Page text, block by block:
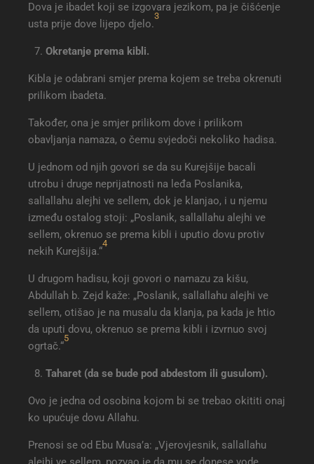
Dova je ibadet koji se izgovara jezikom, pa je čišćenje
usta prije dove lijepo djelo.
3
Okretanje prema kibli.
Kibla je odabrani smjer prema kojem se treba okrenuti
prilikom ibadeta.
Također, ona je smjer prilikom dove i prilikom
obavljanja namaza, o čemu svjedoči nekoliko hadisa.
U jednom od njih govori se da su Kurejšije bacali
utrobu i druge neprijatnosti na leđa Poslanika,
sallallahu alejhi ve sellem, dok je klanjao, i u njemu
između ostalog stoji: „Poslanik, sallallahu alejhi ve
sellem, okrenuo se prema kibli i uputio dovu protiv
nekih Kurejšija.“
4
U drugom hadisu, koji govori o namazu za kišu,
Abdullah b. Zejd kaže: „Poslanik, sallallahu alejhi ve
sellem, otišao je na musalu da klanja, pa kada je htio
da uputi dovu, okrenuo se prema kibli i izvrnuo svoj
ogrtač.“
5
Taharet (da se bude pod abdestom ili gusulom).
Ovo je jedna od osobina kojom bi se trebao okititi onaj
ko upućuje dovu Allahu.
Prenosi se od Ebu Musa’a: „Vjerovjesnik, sallallahu